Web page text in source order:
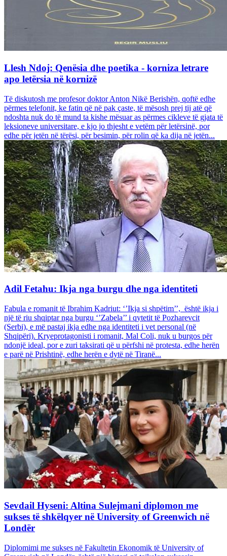
Llesh Ndoj: Qenësia dhe poetika - korniza letrare
apo letërsia në kornizë
Të diskutosh me profesor doktor Anton Nikë Berishën, qoftë edhe
përmes telefonit, ke fatin që në pak çaste, të mësosh prej tij atë që
ndoshta nuk do të mund ta kishe mësuar as përmes cikleve të gjata të
leksioneve universitare, e kjo jo thjesht e vetëm për letërsinë, por
edhe për jetën në tërësi, për besimin, për rolin që ka dija në jetën...
Adil Fetahu: Ikja nga burgu dhe nga identiteti
Fabula e romanit të Ibrahim Kadriut: ‘’Ikja si shpëtim’’, është ikja i
një të riu shqiptar nga burgu ‘’Zabela’’ i qytetit të Pozharevcit
(Serbi), e më pastaj ikja edhe nga identiteti i vet personal (në
Shqipëri). Kryeprotagonisti i romanit, Mal Coli, nuk u burgos për
ndonjë ideal, por e zuri taksirati që u përfshi në protesta, edhe herën
e parë në Prishtinë, edhe herën e dytë në Tiranë...
Sevdail Hyseni: Altina Sulejmani diplomon me
sukses të shkëlqyer në University of Greenwich në
Londër
Diplomimi me sukses në Fakultetin Ekonomik të University of